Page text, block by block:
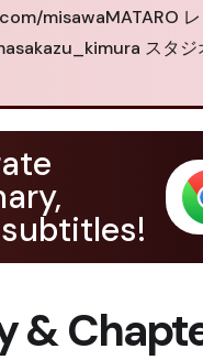
misawaMATARO
スタジ
&